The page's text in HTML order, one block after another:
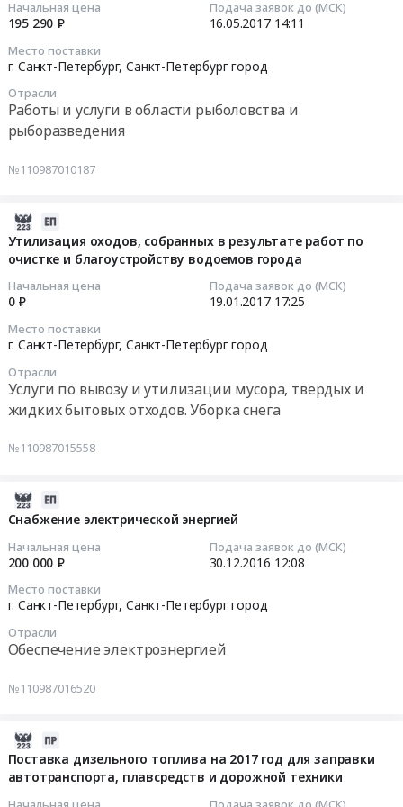
Начальная цена
195 290 ₽
Подача заявок до (МСК)
16.05.2017 14:11
Место поставки
г. Санкт-Петербург,Санкт-Петербург город
Отрасли
Работы и услуги в области рыболовства и
рыборазведения
№110987010187
Утилизация оходов, собранных в результате работ по
очистке и благоустройству водоемов города
Начальная цена
0 ₽
Подача заявок до (МСК)
19.01.2017 17:25
Место поставки
г. Санкт-Петербург,Санкт-Петербург город
Отрасли
Услуги по вывозу и утилизации мусора, твердых и
жидких бытовых отходов. Уборка снега
№110987015558
Снабжение электрической энергией
Начальная цена
200 000 ₽
Подача заявок до (МСК)
30.12.2016 12:08
Место поставки
г. Санкт-Петербург,Санкт-Петербург город
Отрасли
Обеспечение электроэнергией
№110987016520
Поставка дизельного топлива на 2017 год для заправки
автотранспорта, плавсредств и дорожной техники